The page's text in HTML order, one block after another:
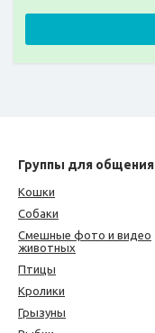
Группы для общения
Кошки
Собаки
Смешные фото и видео
животных
Птицы
Кролики
Грызуны